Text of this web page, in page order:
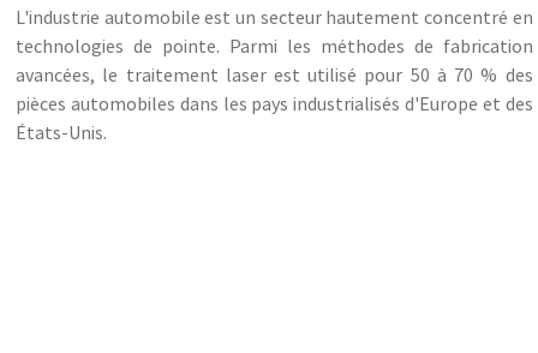
L'industrie automobile est un secteur hautement concentré en
technologies de pointe. Parmi les méthodes de fabrication
avancées, le traitement laser est utilisé pour 50 à 70 % des
pièces automobiles dans les pays industrialisés d'Europe et des
États-Unis.